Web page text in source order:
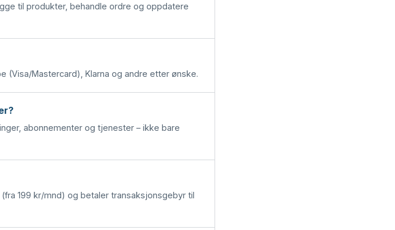
til produkter, behandle ordre og oppdatere
Mastercard), Klarna og andre etter ønske.
abonnementer og tjenester – ikke bare
199 kr/mnd) og betaler transaksjonsgebyr til